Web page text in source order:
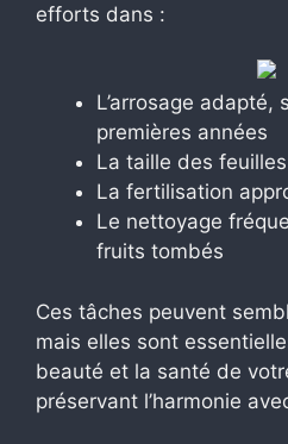
efforts dans :
L’arrosage
premières années
La taille des
La fertilisation
Le nettoyage
fruits tombés
Ces tâches peuvent
mais elles sont
beauté et la santé de
préservant l’harmonie